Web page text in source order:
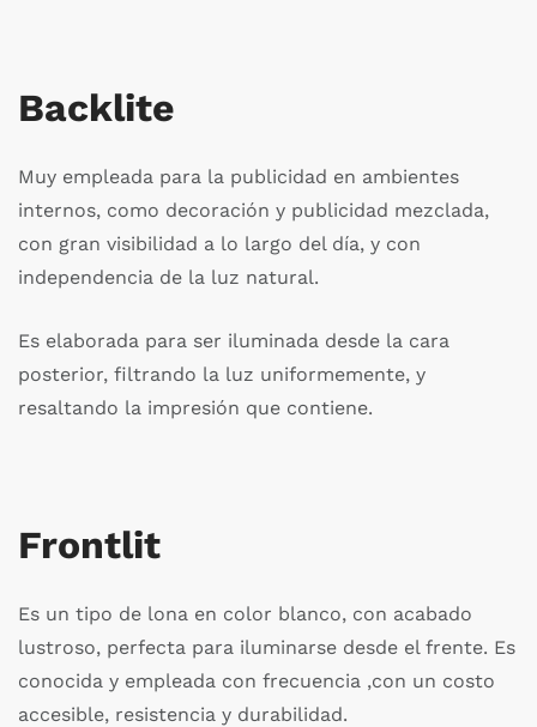
Backlite
Muy empleada para la publicidad en ambientes
internos, como decoración y publicidad mezclada,
con gran visibilidad a lo largo del día, y con
independencia de la luz natural.
Es elaborada para ser iluminada desde la cara
posterior, filtrando la luz uniformemente, y
resaltando la impresión que contiene.
Frontlit
Es un tipo de lona en color blanco, con acabado
lustroso, perfecta para iluminarse desde el frente. Es
conocida y empleada con frecuencia ,con un costo
accesible, resistencia y durabilidad.